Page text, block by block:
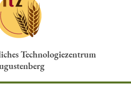
Technologiezentrum